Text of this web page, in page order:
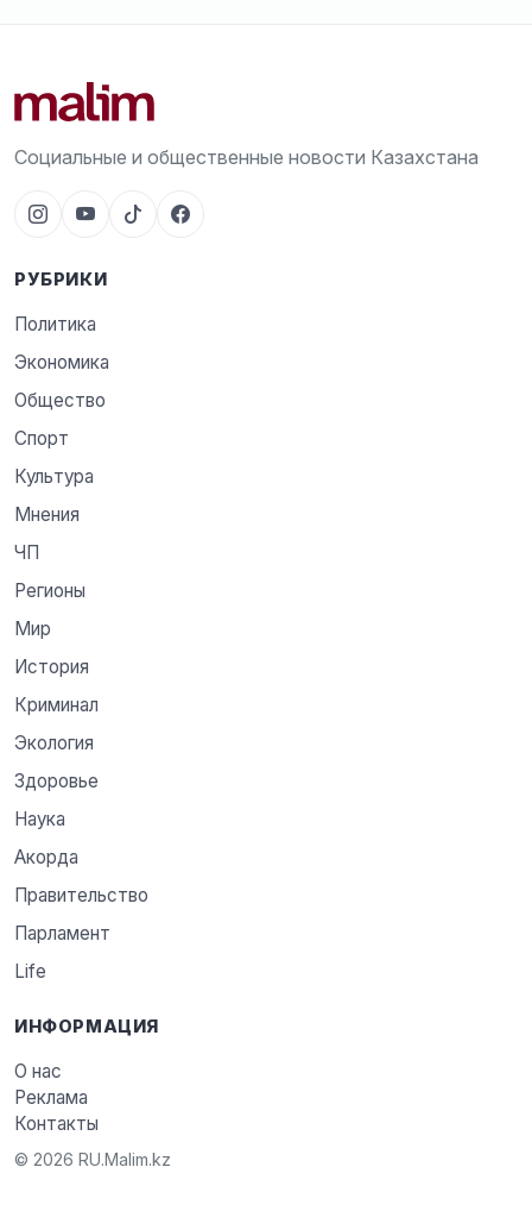
Социальные и общественные новости Казахстана
РУБРИКИ
Политика
Экономика
Общество
Спорт
Культура
Мнения
ЧП
Регионы
Мир
История
Криминал
Экология
Здоровье
Наука
Акорда
Правительство
Парламент
Life
ИНФОРМАЦИЯ
О нас
Реклама
Контакты
© 2026 RU.Malim.kz